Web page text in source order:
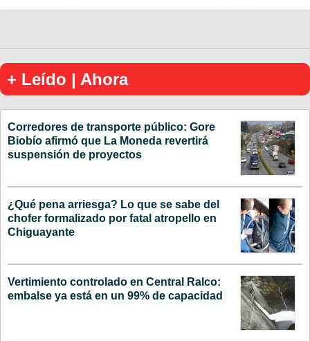
+ Leído | Ahora
Corredores de transporte público: Gore
Biobío afirmó que La Moneda revertirá
suspensión de proyectos
¿Qué pena arriesga? Lo que se sabe del
chofer formalizado por fatal atropello en
Chiguayante
Vertimiento controlado en Central Ralco:
embalse ya está en un 99% de capacidad